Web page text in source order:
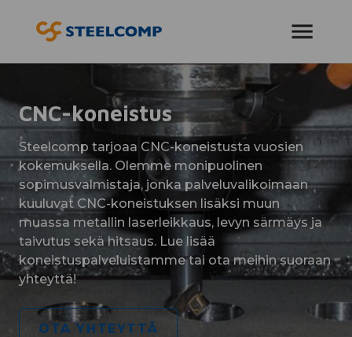
CNC-koneistus
Steelcomp tarjoaa CNC-koneistusta vuosien
kokemuksella. Olemme monipuolinen
sopimusvalmistaja, jonka palveluvalikoimaan
kuuluvat CNC-koneistuksen lisäksi muun
muassa metallin laserleikkaus, levyn särmäys ja
taivutus sekä hitsaus. Lue lisää
koneistuspalveluistamme tai ota meihin suoraan
yhteyttä!
OTA YHTEYTTÄ